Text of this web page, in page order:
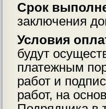
Срок
заключения
Условия
будут
платежным
работ и
работ, на